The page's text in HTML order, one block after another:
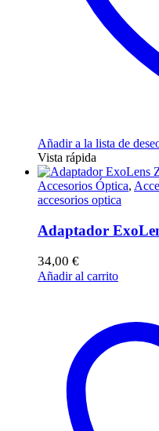
Añadir a la lista de
Vista rápida
Accesorios Óptica,
accesorios optica
Adaptador
34,00 €
Añadir al carrito